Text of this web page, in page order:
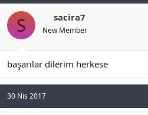
S sacira7
New Member
başarılar dilerim herkese
30 Nis 2017